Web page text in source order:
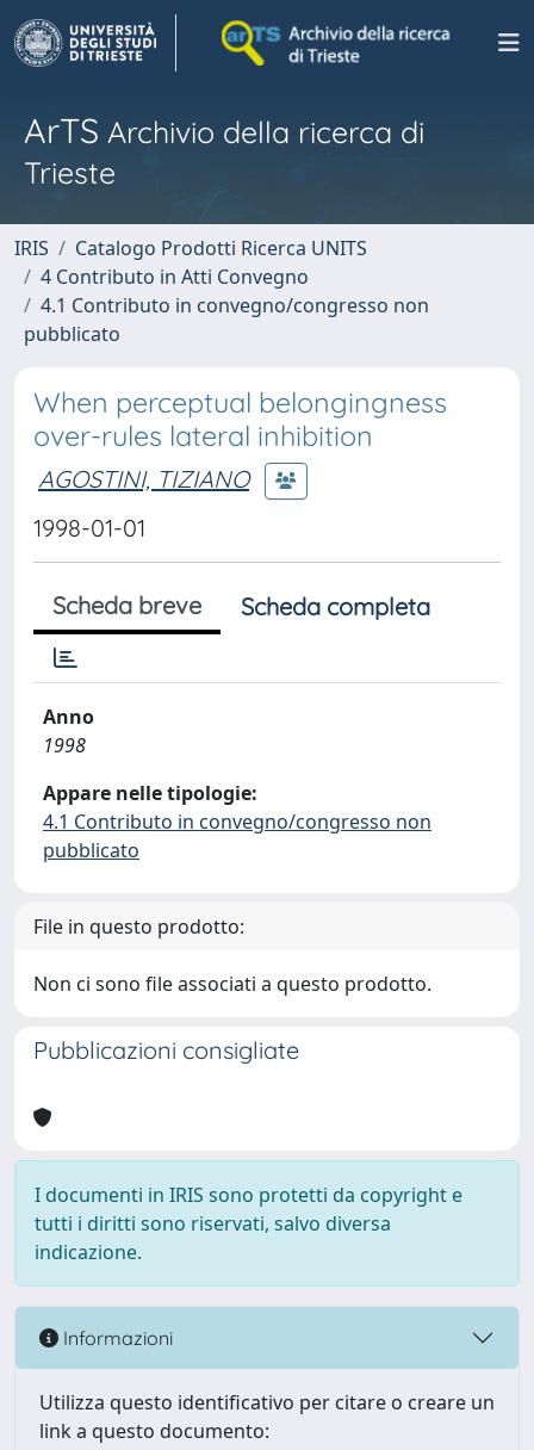
ArTS Archivio della ricerca di
Trieste
IRIS
Catalogo Prodotti Ricerca UNITS
4 Contributo in Atti Convegno
4.1 Contributo in convegno/congresso non
pubblicato
When perceptual belongingness
over-rules lateral inhibition
AGOSTINI, TIZIANO
1998-01-01
Scheda breve Scheda completa
Anno
1998
Appare nelle tipologie:
4.1 Contributo in convegno/congresso non
pubblicato
File in questo prodotto:
Non ci sono file associati a questo prodotto.
Pubblicazioni consigliate
I documenti in IRIS sono protetti da copyright e
tutti i diritti sono riservati, salvo diversa
indicazione.
Informazioni
Utilizza questo identificativo per citare o creare un
link a questo documento: